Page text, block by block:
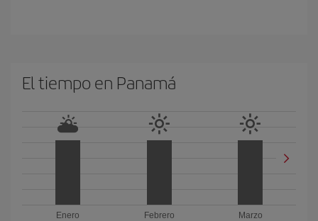
El tiempo en Panamá
Enero
Febrero
Marzo